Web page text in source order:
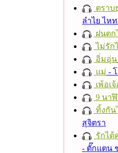
ตราบ
ลำไย ไห
ฝนตก
ไม่รัก
อิ่มอุ่น
แม่ -
เพ้อเ
9 นา
ทิ้งกัน
สุจิตรา
รักได้
- ตั๊กแตน